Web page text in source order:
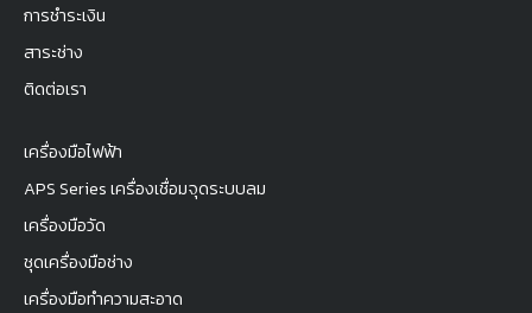
การชำระเงิน
สาระช่าง
ติดต่อเรา
เครื่องมือไฟฟ้า
APS Series เครื่องเชื่อมจุดระบบลม
เครื่องมือวัด
ชุดเครื่องมือช่าง
เครื่องมือทำความสะอาด